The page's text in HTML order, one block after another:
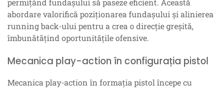
abordare valorifică poziționarea fundașului și alinierea
running back-ului pentru a crea o direcție greșită,
îmbunătățind oportunitățile ofensive.
Mecanica play-action în configurația pistol
Mecanica play-action în formația pistol începe cu